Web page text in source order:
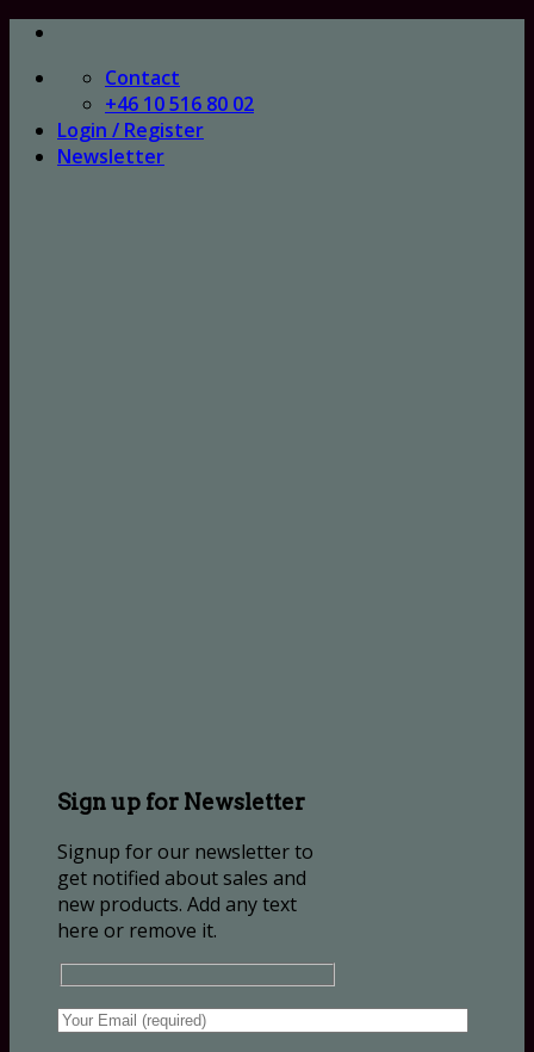
Skip
content
Contact
+46 10 516 80 02
Login / Register
Newsletter
Sign up for Newsletter
Signup for our newsletter to
get notified about sales and
new products. Add any text
here or remove it.